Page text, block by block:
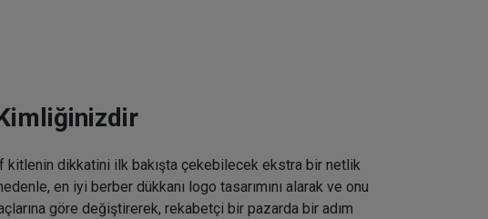
kitlenin dikkatini ilk bakışta çekebilecek ekstra bir netlik
en iyi berber dükkanı logo tasarımını alarak ve onu
göre değiştirerek, rekabetçi bir pazarda bir adım